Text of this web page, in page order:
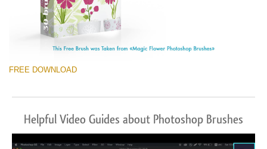
ดาวน์โหลดฟรี
FREE DOWNLOAD
Helpful Video Guides about Photoshop Brushes